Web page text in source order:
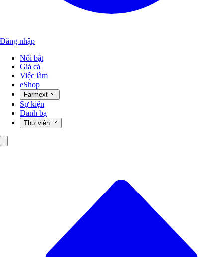
Đăng nhập
Nổi bật
Giá cả
Việc làm
eShop
Farmext
Sự kiện
Danh bạ
Thư viện